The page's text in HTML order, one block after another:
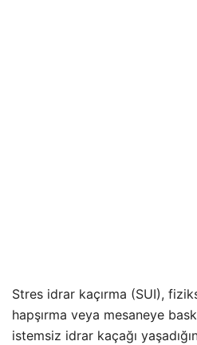
Stres idrar kaçırma (SUI),
hapşırma veya mesaneye
istemsiz idrar kaçağı